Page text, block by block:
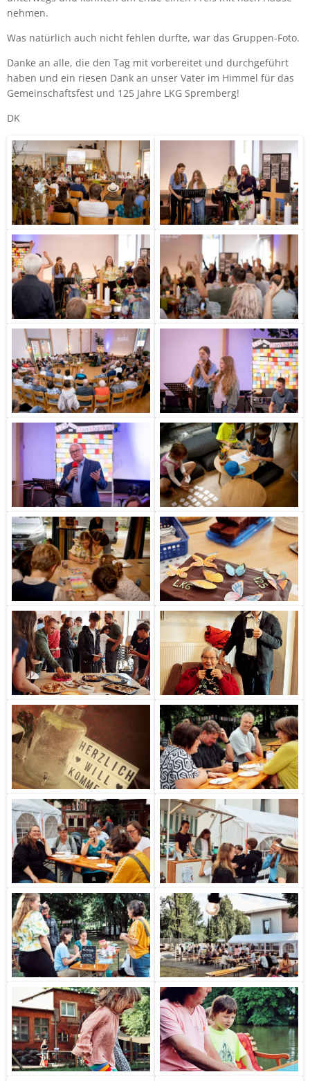
nehmen.
Was natürlich auch nicht fehlen durfte, war das Gruppen-Foto.
Danke an alle, die den Tag mit vorbereitet und durchgeführt
haben und ein riesen Dank an unser Vater im Himmel für das
Gemeinschaftsfest und 125 Jahre LKG Spremberg!
DK